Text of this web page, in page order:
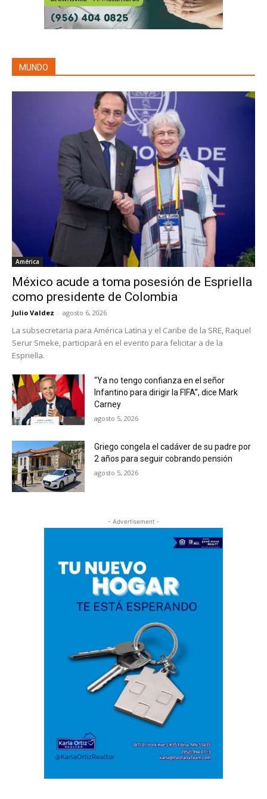
MUNDO
América
México acude a toma posesión de Espriella
como presidente de Colombia
Julio Valdez - agosto 6, 2026
La subsecretaria para América Latina y el Caribe de la SRE, Raquel
Serur Smeke, participará en el evento para felicitar a de la
Espriella.
“Ya no tengo confianza en el señor
Infantino para dirigir la FIFA”, dice Mark
Carney
agosto 5, 2026
Griego congela el cadáver de su padre por
2 años para seguir cobrando pensión
agosto 5, 2026
- Advertisement -